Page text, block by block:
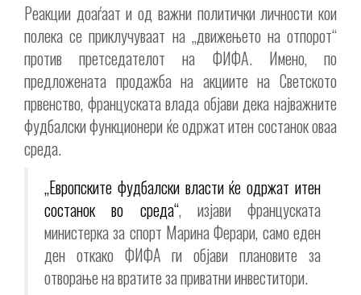
Реакции доаѓаат и од важни политички личности кои
полека се приклучуваат на „движењето на отпорот“
против претседателот на ФИФА. Имено, по
предложената продажба на акциите на Светското
првенство, француската влада објави дека најважните
фудбалски функционери ќе одржат итен состанок оваа
среда.
„Европските фудбалски власти ќе одржат итен
состанок во среда“, изјави француската
министерка за спорт Марина Ферари, само еден
ден откако ФИФА ги објави плановите за
отворање на вратите за приватни инвеститори.